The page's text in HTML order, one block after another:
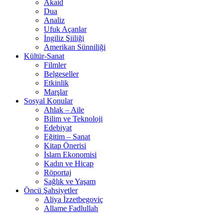
Akaid
Dua
Analiz
Ufuk Açanlar
İngiliz Şiiliği
Amerikan Sünniliği
Kültür-Sanat
Filmler
Belgeseller
Etkinlik
Marşlar
Sosyal Konular
Ahlak – Aile
Bilim ve Teknoloji
Edebiyat
Eğitim – Sanat
Kitap Önerisi
İslam Ekonomisi
Kadın ve Hicap
Röportaj
Sağlık ve Yaşam
Öncü Şahsiyetler
Aliya İzzetbegoviç
Allame Fadlullah